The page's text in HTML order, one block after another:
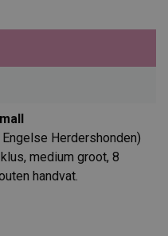
Herdershonden)
medium groot, 8
handvat.